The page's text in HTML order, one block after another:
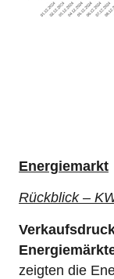
Energiemarkt
Rückblick –
zeigten die